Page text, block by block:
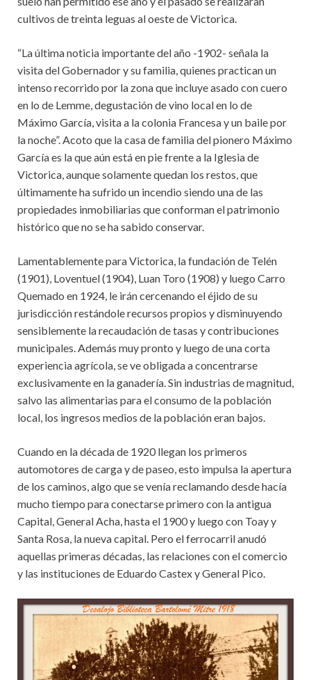
cultivos de treinta leguas al oeste de Victorica.
“La última noticia importante del año -1902- señala la
visita del Gobernador y su familia, quienes practican un
intenso recorrido por la zona que incluye asado con cuero
en lo de Lemme, degustación de vino local en lo de
Máximo García, visita a la colonia Francesa y un baile por
la noche”. Acoto que la casa de familia del pionero Máximo
García es la que aún está en pie frente a la Iglesia de
Victorica, aunque solamente quedan los restos, que
últimamente ha sufrido un incendio siendo una de las
propiedades inmobiliarias que conforman el patrimonio
histórico que no se ha sabido conservar.
Lamentablemente para Victorica, la fundación de Telén
(1901), Loventuel (1904), Luan Toro (1908) y luego Carro
Quemado en 1924, le irán cercenando el éjido de su
jurisdicción restándole recursos propios y disminuyendo
sensiblemente la recaudación de tasas y contribuciones
municipales. Además muy pronto y luego de una corta
experiencia agrícola, se ve obligada a concentrarse
exclusivamente en la ganadería. Sin industrias de magnitud,
salvo las alimentarias para el consumo de la población
local, los ingresos medios de la población eran bajos.
Cuando en la década de 1920 llegan los primeros
automotores de carga y de paseo, esto impulsa la apertura
de los caminos, algo que se venía reclamando desde hacía
mucho tiempo para conectarse primero con la antigua
Capital, General Acha, hasta el 1900 y luego con Toay y
Santa Rosa, la nueva capital. Pero el ferrocarril anudó
aquellas primeras décadas, las relaciones con el comercio
y las instituciones de Eduardo Castex y General Pico.